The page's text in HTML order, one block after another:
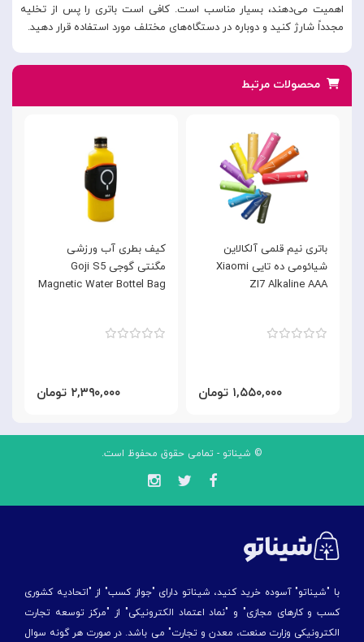
اهمیت می‌دهند، بسیار مناسب است. کافی است باتری را پس از تخلیه
مجدداً شارژ کنید و دوباره در دستگاه‌های مختلف مورد استفاده قرار دهید.
محصولات مرتبط
کیف بطری آب ورزشی
مگنتی گوجی Goji S5
Magnetic Water Bottel Bag
۲,۳۹۰,۰۰۰ تومان
باتری نیم قلمی آلکالاین
شیائومی ده تایی Xiaomi
ZI7 Alkaline AAA
۱,۵۵۰,۰۰۰ تومان
© شیناتو - تمامی حقوق محفوظ است.
با "شیناتو" آسوده خرید کنید، شیناتو دارای "جواز کسب" از "اتحادیه کشوری
کسب و کارهای مجازی" و "نماد اعتماد الکترونیکی" از "مركز توسعه تجارت
الكترونیكی وزارت صنعت، معدن و تجارت" می باشد. در صورت هر گونه سوال